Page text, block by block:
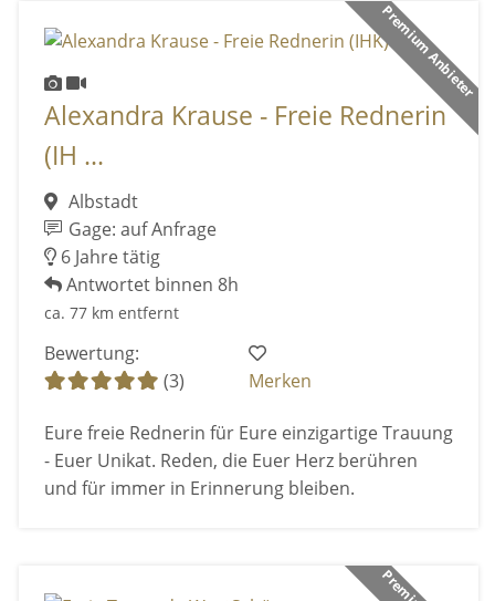
Premium Anbieter
Alexandra Krause - Freie Rednerin
(IH ...
Albstadt
Gage: auf Anfrage
6 Jahre tätig
Antwortet binnen 8h
ca. 77 km entfernt
Bewertung:
(3)
Merken
Eure freie Rednerin für Eure einzigartige Trauung
- Euer Unikat. Reden, die Euer Herz berühren
und für immer in Erinnerung bleiben.